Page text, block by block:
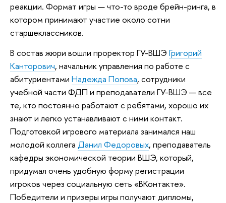
реакции. Формат игры — что-то вроде брейн-ринга, в
котором принимают участие около сотни
старшеклассников.
В состав жюри вошли проректор ГУ-ВШЭ Григорий
Канторович, начальник управления по работе с
абитуриентами Надежда Попова, сотрудники
учебной части ФДП и преподаватели ГУ-ВШЭ — все
те, кто постоянно работают с ребятами, хорошо их
знают и легко устанавливают с ними контакт.
Подготовкой игрового материала занимался наш
молодой коллега Данил Федоровых, преподаватель
кафедры экономической теории ВШЭ, который,
придумал очень удобную форму регистрации
игроков через социальную сеть «ВКонтакте».
Победители и призеры игры получают дипломы,